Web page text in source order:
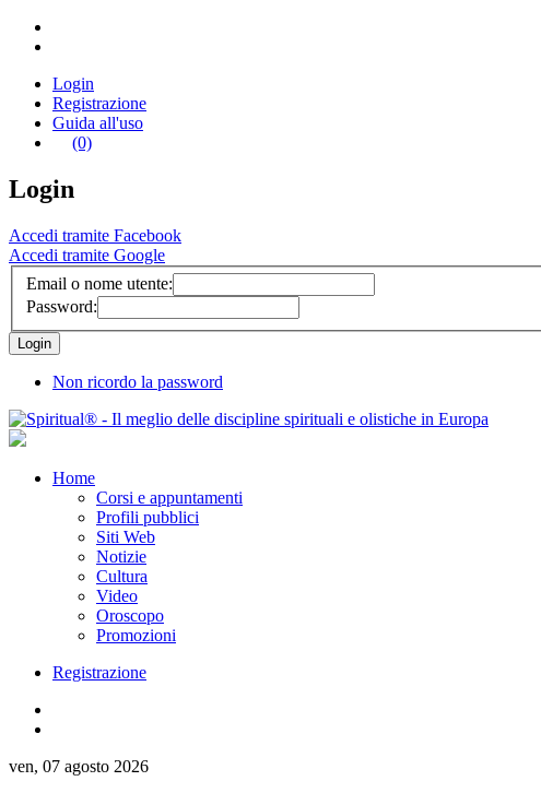
Login
Registrazione
Guida all'uso
(0)
Login
Accedi tramite Facebook
Accedi tramite Google
Email o nome utente:
Password:
Non ricordo la password
Home
Corsi e appuntamenti
Profili pubblici
Siti Web
Notizie
Cultura
Video
Oroscopo
Promozioni
Registrazione
ven, 07 agosto 2026